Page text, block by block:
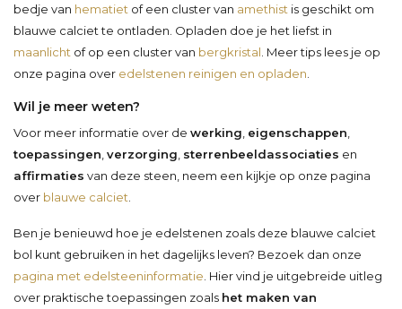
bedje van hematiet of een cluster van amethist is geschikt om
blauwe calciet te ontladen. Opladen doe je het liefst in
maanlicht of op een cluster van bergkristal . Meer tips lees je op
onze pagina over edelstenen reinigen en opladen
Wil je meer weten?
Voor meer informatie over de werking eigenschappen
toepassingen verzorging sterrenbeeldassociaties en
affirmaties van deze steen, neem een kijkje op onze pagina
over blauwe calciet
Ben je benieuwd hoe je edelstenen zoals deze blauwe calciet
bol kunt gebruiken in het dagelijks leven? Bezoek dan onze
pagina met edelsteeninformatie . Hier vind je uitgebreide uitleg
over praktische toepassingen zoals het maken van